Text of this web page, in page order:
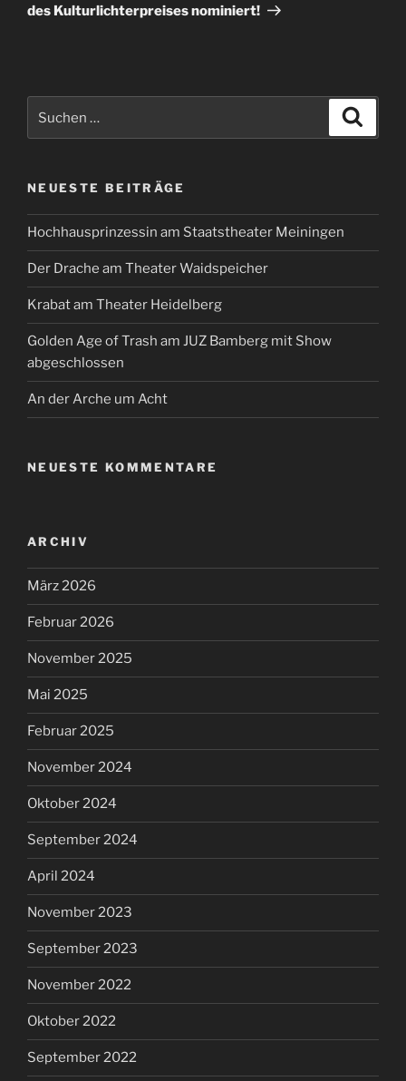
des Kulturlichterpreises nominiert!
nach:
NEUESTE BEITRÄGE
Hochhausprinzessin am Staatstheater Meiningen
Der Drache am Theater Waidspeicher
Krabat am Theater Heidelberg
Golden Age of Trash am JUZ Bamberg mit Show
abgeschlossen
An der Arche um Acht
NEUESTE KOMMENTARE
ARCHIV
März 2026
Februar 2026
November 2025
Mai 2025
Februar 2025
November 2024
Oktober 2024
September 2024
April 2024
November 2023
September 2023
November 2022
Oktober 2022
September 2022